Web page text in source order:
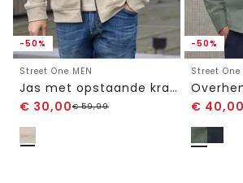
-50%
Street One MEN
Jas met opstaande kraag in gemêleerde look
€ 30,00€59,99
-50%
Street One
€